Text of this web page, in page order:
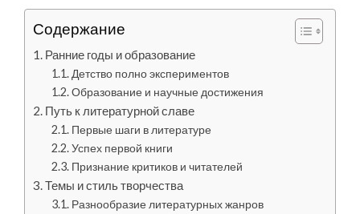
Содержание
Ранние годы и образование
Детство полно экспериментов
Образование и научные достижения
Путь к литературной славе
Первые шаги в литературе
Успех первой книги
Признание критиков и читателей
Темы и стиль творчества
Разнообразие литературных жанров